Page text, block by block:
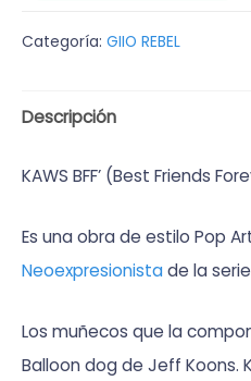
Categoría: GIIO REBEL
Descripción
KAWS BFF’ (Best Friends
Es una obra de estilo Pop
Neoexpresionistade la serie
Los muñecos que la
Balloon dog de Jeff Koons.